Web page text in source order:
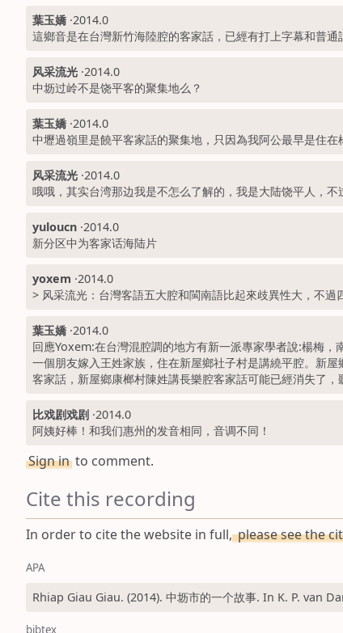
葉玉嬌 ·2014.0
這鄉音是在台灣新竹海陸腔的客家話，已經有打上字幕和普通
风采流光 ·2014.0
中坜过岭不是饶平客的聚集地么？
葉玉嬌 ·2014.0
中壢過嶺里是饒平客家話的聚集地，只因為我阿公最早是住
风采流光 ·2014.0
哦哦，其实台湾那边我是不怎么了解的，我是大陆饶平人，
yuloucn ·2014.0
新分区中为客家话海陆片
yoxem ·2014.0
> 风采流光：台灣客語五大腔和閩南語比起來歧異性大，不過
葉玉嬌 ·2014.0
回應Yoxem:在台灣混腔調的地方有新一派專家學者說:楊梅
一個朋友嫁入王姓家族，住在新屋鄉社子村是講繞平腔。新
客家話，新屋鄉康榔村陳姓講長樂腔客家話可能已經消失了，
比戏剧戏剧 ·2014.0
阿姨好棒！和我们惠州的发音相同，音调不同！
Sign in to comment.
Cite this recording
In order to cite the website in full,please see the
APA
Rhiap Giau Giau. (2014). 中坜市的一个故事. In K. P. van
bibtex